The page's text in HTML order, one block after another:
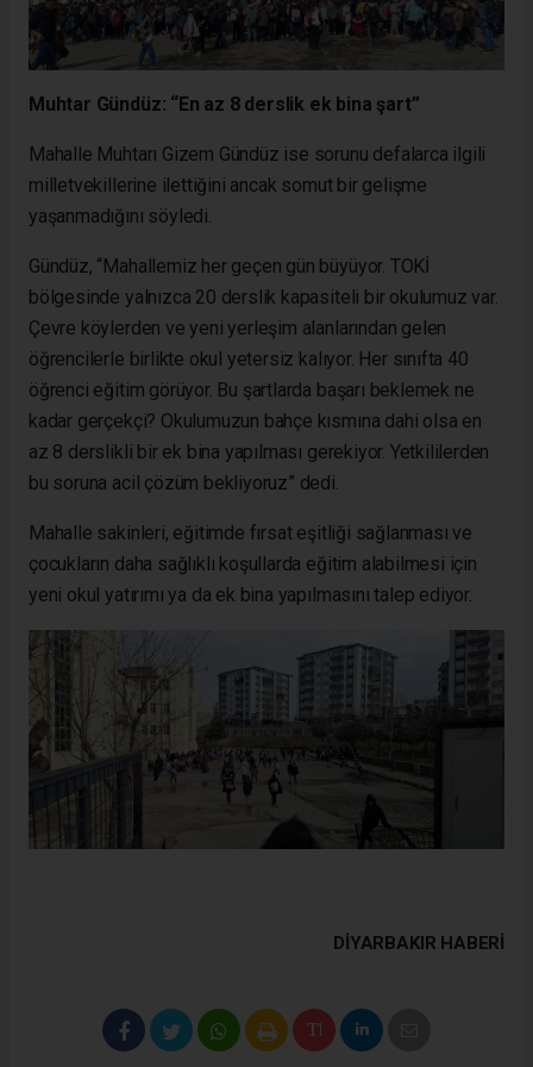
Muhtar Gündüz: “En az 8 derslik ek bina şart”
Mahalle Muhtarı Gizem Gündüz ise sorunu defalarca ilgili
milletvekillerine ilettiğini ancak somut bir gelişme
yaşanmadığını söyledi.
Gündüz, “Mahallemiz her geçen gün büyüyor. TOKİ
bölgesinde yalnızca 20 derslik kapasiteli bir okulumuz var.
Çevre köylerden ve yeni yerleşim alanlarından gelen
öğrencilerle birlikte okul yetersiz kalıyor. Her sınıfta 40
öğrenci eğitim görüyor. Bu şartlarda başarı beklemek ne
kadar gerçekçi? Okulumuzun bahçe kısmına dahi olsa en
az 8 derslikli bir ek bina yapılması gerekiyor. Yetkililerden
bu soruna acil çözüm bekliyoruz” dedi.
Mahalle sakinleri, eğitimde fırsat eşitliği sağlanması ve
çocukların daha sağlıklı koşullarda eğitim alabilmesi için
yeni okul yatırımı ya da ek bina yapılmasını talep ediyor.
DIYARBAKIR HABERİ